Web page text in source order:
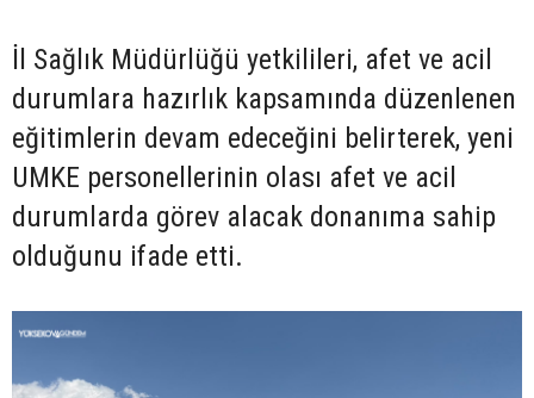
İl Sağlık Müdürlüğü yetkilileri, afet ve acil
durumlara hazırlık kapsamında düzenlenen
eğitimlerin devam edeceğini belirterek, yeni
UMKE personellerinin olası afet ve acil
durumlarda görev alacak donanıma sahip
olduğunu ifade etti.